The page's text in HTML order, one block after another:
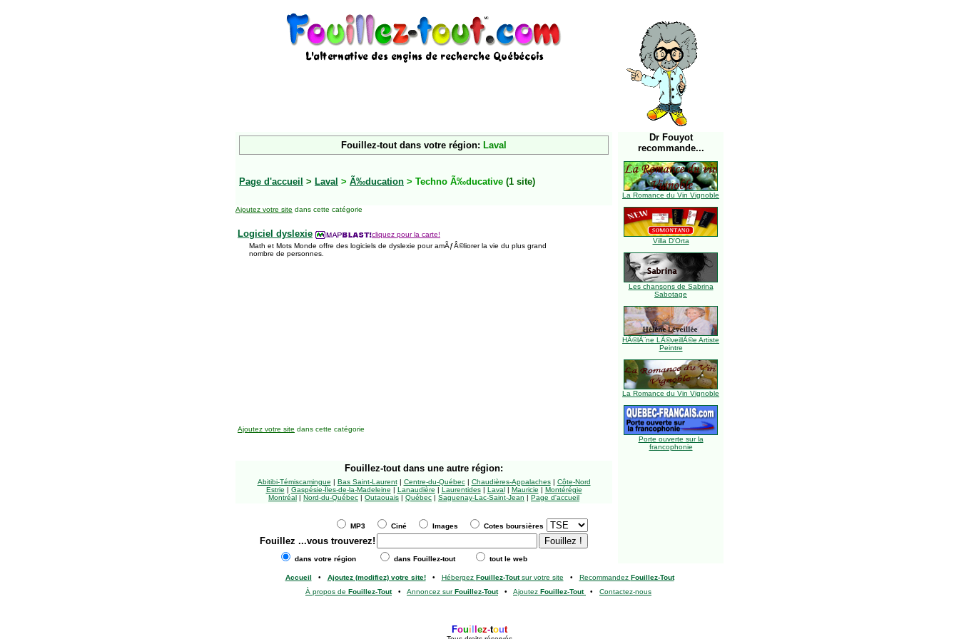
Fouillez-tout dans votre région: Laval
Page d'accueil > Laval > Ã‰ducation > Techno Ã‰ducative (1 site)
Ajoutez votre site dans cette catégorie
Logiciel dyslexie
cliquez pour la carte!
Math et Mots Monde offre des logiciels de dyslexie pour amÃƒÂ©liorer la vie du plus grand
nombre de personnes.
Dr Fouyot
recommande...
La Romance du Vin Vignoble
Villa D'Orta
Les chansons de Sabrina
Sabotage
HÃ©lÃ¨ne LÃ©veillÃ©e Artiste
Peintre
La Romance du Vin Vignoble
Porte ouverte sur la
francophonie
Ajoutez votre site dans cette catégorie
Fouillez-tout dans une autre région:
Abitibi-Témiscamingue | Bas Saint-Laurent| Centre-du-Québec| Chaudières-Appalaches| Côte-Nord
Estrie | Gaspésie-Îles-de-la-Madeleine | Lanaudière | Laurentides| Laval| Mauricie | Montérégie
Montréal | Nord-du-Québec | Outaouais | Québec | Saguenay-Lac-Saint-Jean | Page d'accueil
MP3 Ciné Images Cotes boursières
Fouillez ...vous trouverez!
dans votre région dans Fouillez-tout tout le web
Accueil • Ajoutez (modifiez) votre site!• Hébergez Fouillez-Toutsur votre site • Recommandez Fouillez-Tout
À propos de Fouillez-Tout• Annoncez surFouillez-Tout• Ajoutez Fouillez-Tout • Contactez-nous
Foui ez-tout